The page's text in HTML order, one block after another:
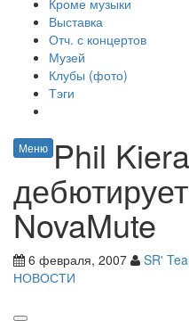
Кроме музыки
Выставка
Отч. с концертов
Музей
Клубы (фото)
Тэги
Меню Phil
NovaMute
6 февраля, 2007 SR'
НОВОСТИ